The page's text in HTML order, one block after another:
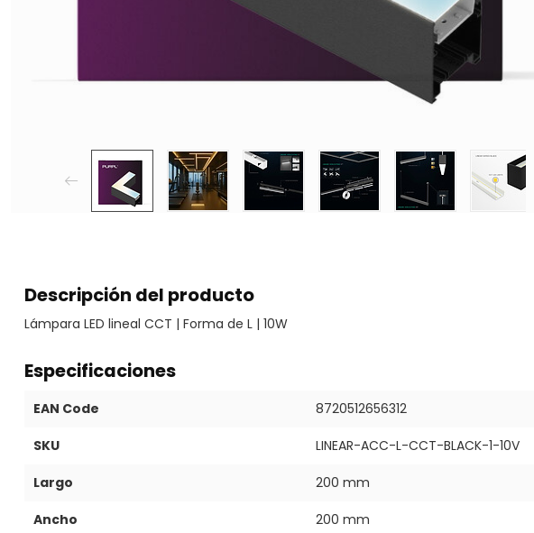
Descripción del producto
Lámpara LED lineal CCT | Forma de L | 10W
Especificaciones
EAN Code 8720512656312
SKU LINEAR-ACC-L-CCT-BLACK-1-10V
Largo 200 mm
Ancho 200 mm